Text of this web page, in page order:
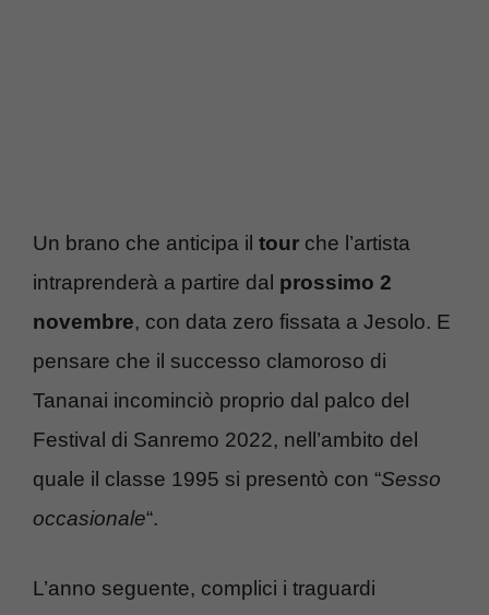
Un brano che anticipa il tour che l’artista
intraprenderà a partire dal prossimo 2
novembre, con data zero fissata a Jesolo. E
pensare che il successo clamoroso di
Tananai incominciò proprio dal palco del
Festival di Sanremo 2022, nell’ambito del
quale il classe 1995 si presentò con “Sesso
occasionale“.
L’anno seguente, complici i traguardi